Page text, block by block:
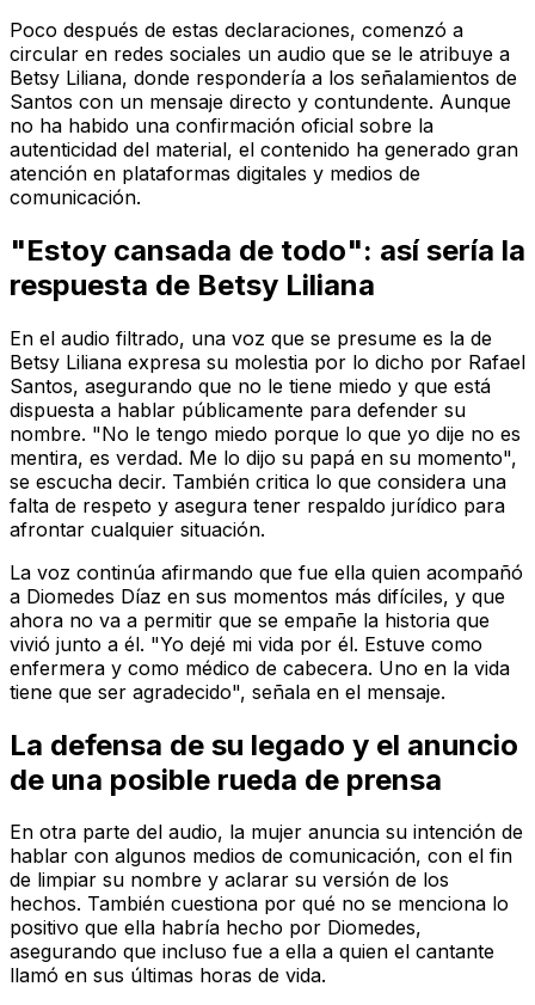
Poco después de estas declaraciones, comenzó a
circular en redes sociales un audio que se le atribuye a
Betsy Liliana, donde respondería a los señalamientos de
Santos con un mensaje directo y contundente. Aunque
no ha habido una confirmación oficial sobre la
autenticidad del material, el contenido ha generado gran
atención en plataformas digitales y medios de
comunicación.
"Estoy cansada de todo": así sería la
respuesta de Betsy Liliana
En el audio filtrado, una voz que se presume es la de
Betsy Liliana expresa su molestia por lo dicho por Rafael
Santos, asegurando que no le tiene miedo y que está
dispuesta a hablar públicamente para defender su
nombre. "No le tengo miedo porque lo que yo dije no es
mentira, es verdad. Me lo dijo su papá en su momento",
se escucha decir. También critica lo que considera una
falta de respeto y asegura tener respaldo jurídico para
afrontar cualquier situación.
La voz continúa afirmando que fue ella quien acompañó
a Diomedes Díaz en sus momentos más difíciles, y que
ahora no va a permitir que se empañe la historia que
vivió junto a él. "Yo dejé mi vida por él. Estuve como
enfermera y como médico de cabecera. Uno en la vida
tiene que ser agradecido", señala en el mensaje.
La defensa de su legado y el anuncio
de una posible rueda de prensa
En otra parte del audio, la mujer anuncia su intención de
hablar con algunos medios de comunicación, con el fin
de limpiar su nombre y aclarar su versión de los
hechos. También cuestiona por qué no se menciona lo
positivo que ella habría hecho por Diomedes,
asegurando que incluso fue a ella a quien el cantante
llamó en sus últimas horas de vida.